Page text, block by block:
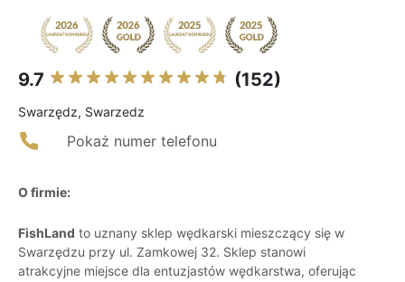
9.7 (152)
Swarzędz, Swarzedz
Pokaż numer telefonu
O firmie:
FishLand to uznany sklep wędkarski mieszczący się w
Swarzędzu przy ul. Zamkowej 32. Sklep stanowi
atrakcyjne miejsce dla entuzjastów wędkarstwa, oferując